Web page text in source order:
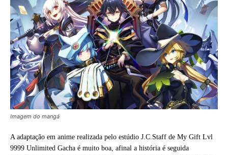
Imagem do mangá
A adaptação em anime realizada pelo estúdio J.C.Staff de My Gift Lvl
9999 Unlimited Gacha é muito boa, afinal a história é seguida